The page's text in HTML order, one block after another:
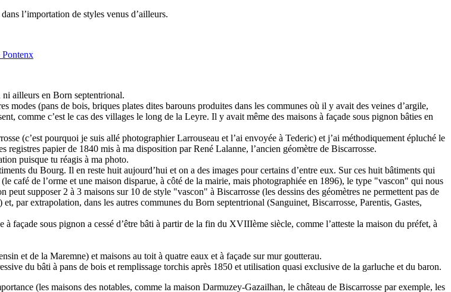
l’importation de styles venus d’ailleurs.
Pontenx
ni ailleurs en Born septentrional.
modes (pans de bois, briques plates dites barouns produites dans les communes où il y avait des veines d’argile,
comme c’est le cas des villages le long de la Leyre. Il y avait même des maisons à façade sous pignon bâties en
(c’est pourquoi je suis allé photographier Larrouseau et l’ai envoyée à Tederic) et j’ai méthodiquement épluché le
papier de 1840 mis à ma disposition par René Lalanne, l’ancien géomètre de Biscarrosse.
puisque tu réagis à ma photo.
du Bourg. Il en reste huit aujourd’hui et on a des images pour certains d’entre eux. Sur ces huit bâtiments qui
café de l’orme et une maison disparue, à côté de la mairie, mais photographiée en 1896), le type "vascon" qui nous
supposer 2 à 3 maisons sur 10 de style "vascon" à Biscarrosse (les dessins des géomètres ne permettent pas de
par extrapolation, dans les autres communes du Born septentrional (Sanguinet, Biscarrosse, Parentis, Gastes,
façade sous pignon a cessé d’être bâti à partir de la fin du XVIIIème siècle, comme l’atteste la maison du préfet, à
et de la Maremne) et maisons au toit à quatre eaux et à façade sur mur goutterau.
du bâti à pans de bois et remplissage torchis après 1850 et utilisation quasi exclusive de la garluche et du baron.
(les maisons des notables, comme la maison Darmuzey-Gazailhan, le château de Biscarrosse par exemple, les